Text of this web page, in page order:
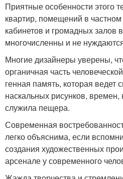
Приятные особенности этого
квартир, помещений в
кабинетов и громадных залов
многочисленны и не
Многие дизайнеры уверены,
органичная часть
генная память, которая ведет
наскальных рисунков,
служила пещера.
Современная
легко объяснима, если
создания художественных
арсенале у современного